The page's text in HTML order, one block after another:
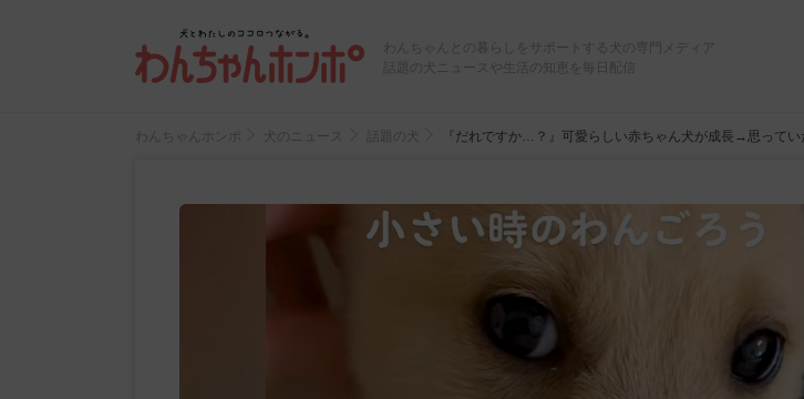
わんちゃんとの暮らしをサポートする犬の専門メディア
話題の犬ニュースや生活の知恵を毎日配信
わんちゃんホンポ 犬のニュース 話題の犬 『だれですか…？』可愛らしい赤ちゃん犬が成長→思って